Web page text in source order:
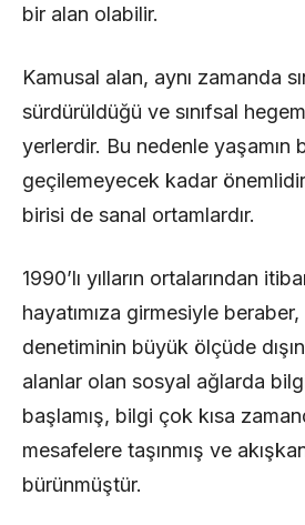
bir alan olabilir.
Kamusal alan, aynı zamanda
sürdürüldüğü ve sınıfsal
yerlerdir. Bu nedenle yaşamın
geçilemeyecek kadar
birisi de sanal ortamlardır.
1990’lı yılların ortalarından
hayatımıza girmesiyle beraber,
denetiminin büyük ölçüde
alanlar olan sosyal ağlarda
başlamış, bilgi çok kısa
mesafelere taşınmış ve
bürünmüştür.